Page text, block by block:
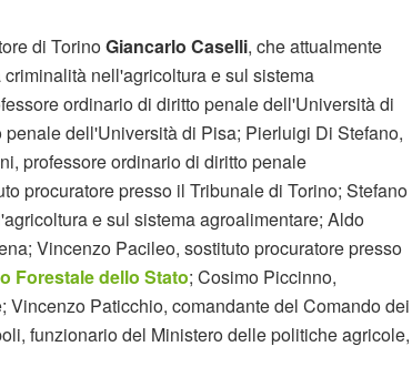
di TorinoGiancarlo Caselli, che attualmente
nell'agricoltura e sul sistema
ordinario di diritto penale dell'Università di
dell'Università di Pisa; Pierluigi Di Stefano,
professore ordinario di diritto penale
procuratore presso il Tribunale di Torino; Stefano
e sul sistema agroalimentare; Aldo
Vincenzo Pacileo, sostituto procuratore presso
Forestale dello Stato; Cosimo Piccinno,
Paticchio, comandante del Comando dei
funzionario del Ministero delle politiche agricole,